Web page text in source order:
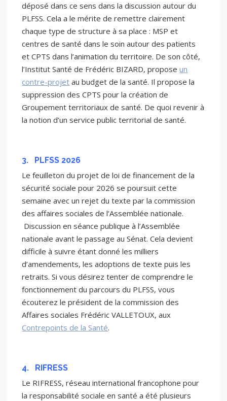
déposé dans ce sens dans la discussion autour du
PLFSS. Cela a le mérite de remettre clairement
chaque type de structure à sa place : MSP et
centres de santé dans le soin autour des patients
et CPTS dans l’animation du territoire. De son côté,
l’Institut Santé de Frédéric BIZARD, proposeun
contre-projet au budget de la santé. Il propose la
suppression des CPTS pour la création de
Groupement territoriaux de santé. De quoi revenir à
la notion d’un service public territorial de santé.
3. PLFSS 2026
Le feuilleton du projet de loi de financement de la
sécurité sociale pour 2026 se poursuit cette
semaine avec un rejet du texte par la commission
des affaires sociales de l’Assemblée nationale.
Discussion en séance publique à l’Assemblée
nationale avant le passage au Sénat. Cela devient
difficile à suivre étant donné les milliers
d’amendements, les adoptions de texte puis les
retraits. Si vous désirez tenter de comprendre le
fonctionnement du parcours du PLFSS, vous
écouterez le président de la commission des
Affaires sociales Frédéric VALLETOUX, aux
Contrepoints de la Santé.
4. RIFRESS
Le RIFRESS, réseau international francophone pour
la responsabilité sociale en santé a été plusieurs